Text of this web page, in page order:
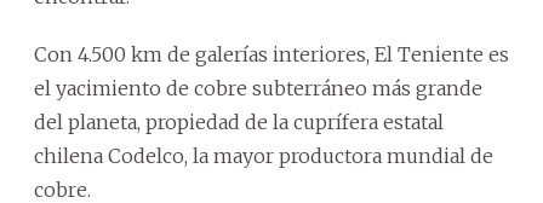
Con 4.500 km de galerías interiores, El Teniente es
el yacimiento de cobre subterráneo más grande
del planeta, propiedad de la cuprífera estatal
chilena Codelco, la mayor productora mundial de
cobre.